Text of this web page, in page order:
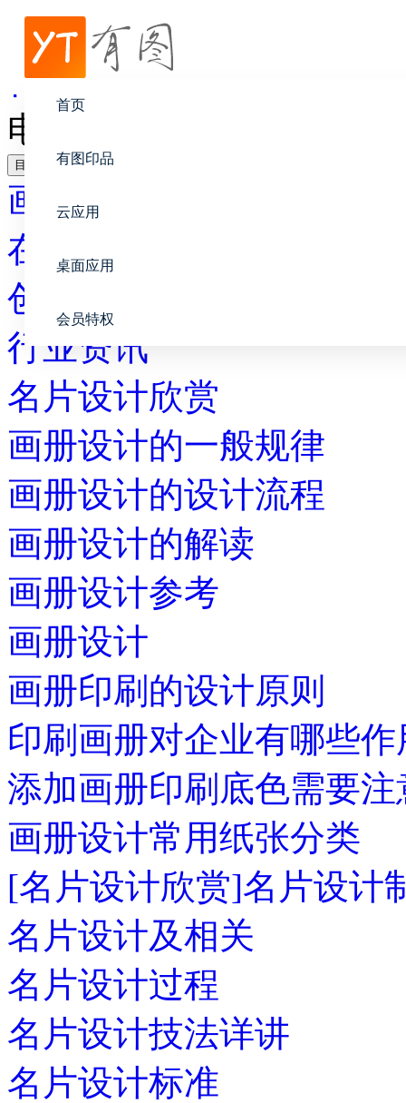
首页
有图印品
云应用
桌面应用
会员特权
帮助中心
行业资讯
电子杂志的发展趋势
目录
画册设计
在线印刷
创意设计
行业资讯
名片设计欣赏
画册设计的一般规律
画册设计的设计流程
画册设计的解读
画册设计参考
画册设计
画册印刷的设计原则
印刷画册对企业有哪些作
添加画册印刷底色需要
画册设计常用纸张分类
[名片设计欣赏]名片设计
名片设计及相关
名片设计过程
名片设计技法详讲
名片设计标准